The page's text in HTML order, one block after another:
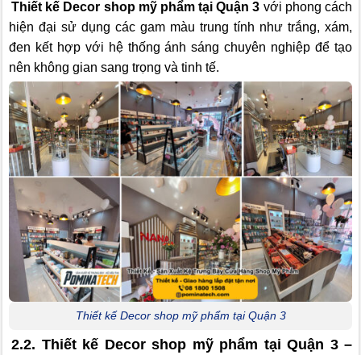
Thiết kế Decor shop mỹ phẩm tại Quận 3 với phong cách
hiện đại sử dụng các gam màu trung tính như trắng, xám,
đen kết hợp với hệ thống ánh sáng chuyên nghiệp để tạo
nên không gian sang trọng và tinh tế.
Thiết kế Decor shop mỹ phẩm tại Quận 3
2.2. Thiết kế Decor shop mỹ phẩm tại Quận 3 –